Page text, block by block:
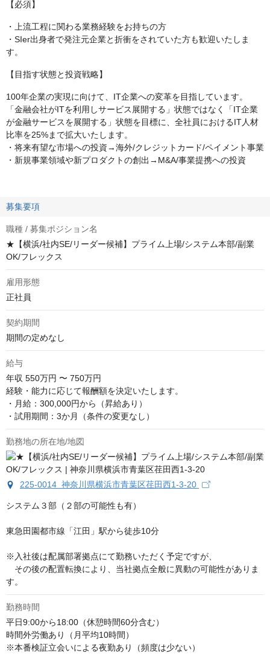
【必須】
・上流工程に関わる業務経験をお持ちの方
・SIer出身者で発注元企業と折衝をされていた方も歓迎いたしま
す。
【目指す状態と投資戦略】
100年企業の実現に向けて、IT企業への変革を目指しています。
「金融会社がITを利用しサービス展開する」状態ではなく「IT企業
が金融サービスを展開する」状態を目標に、全社員におけるIT人材
比率を25%まで拡大いたします。
・将来有望な市場への投資→海外/クレジットカード/ペイメント事業
・新規事業領域や新プロダクトの創出→M&A/事業提携への投資
募集要項
職種 / 募集ポジション名
★【横浜/社内SE/リーダー候補】プライム上場/システム本部/副業
OK/フレックス
雇用形態
正社員
契約期間
期間の定めなし
給与
年収 550万円 〜 750万円
経験・能力に応じて報酬額を決定いたします。
・月給：300,000円から（昇給あり）
・試用期間：3か月（条件の変更なし）
勤務地の所在地/地図
225-0014 神奈川県横浜市青葉区荏田西1-3-20
システム３部（２部の可能性も有）
東急田園都市線「江田」駅から徒歩10分
※入社後は配属部署拠点にて勤務いただく予定ですが、
その後の配置転換により、当社拠点全般に異動の可能性がありま
す。
勤務時間
平日9:00から18:00（休憩時間60分含む）
時間外労働あり（月平均10時間）
※本番検証立会いによる夜勤あり（頻度は少ない）